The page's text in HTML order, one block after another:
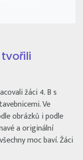
žáci 4. B s
Ve
obrázků i podle
a originální
moc baví. Žáci